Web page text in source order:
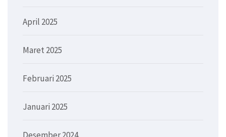
April 2025
Maret 2025
Februari 2025
Januari 2025